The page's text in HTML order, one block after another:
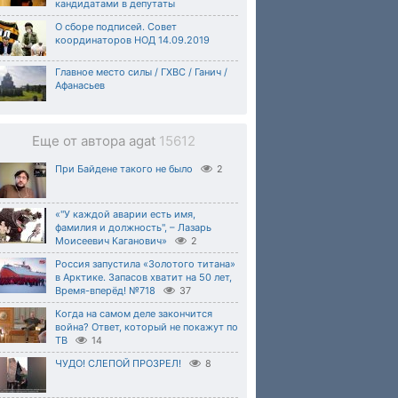
кандидатами в депутаты
О сборе подписей. Совет
координаторов НОД 14.09.2019
Главное место силы / ГХВС / Ганич /
Афанасьев
Еще от автора agat 15612
При Байдене такого не было 2
«"У каждой аварии есть имя,
фамилия и должность", – Лазарь
Моисеевич Каганович»
2
Россия запустила «Золотого титана»
в Арктике. Запасов хватит на 50 лет,
Время-вперёд! №718
37
Когда на самом деле закончится
война? Ответ, который не покажут по
ТВ
14
ЧУДО! СЛЕПОЙ ПРОЗРЕЛ! 8